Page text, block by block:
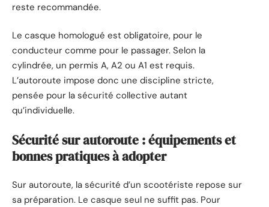
reste recommandée.
Le casque homologué est obligatoire, pour le
conducteur comme pour le passager. Selon la
cylindrée, un permis A, A2 ou A1 est requis.
L’autoroute impose donc une discipline stricte,
pensée pour la sécurité collective autant
qu’individuelle.
Sécurité sur autoroute : équipements et
bonnes pratiques à adopter
Sur autoroute, la sécurité d’un scootériste repose sur
sa préparation. Le casque seul ne suffit pas. Pour